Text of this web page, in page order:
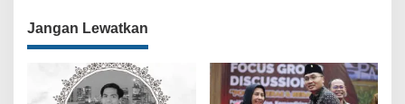
i
g
Jangan Lewatkan